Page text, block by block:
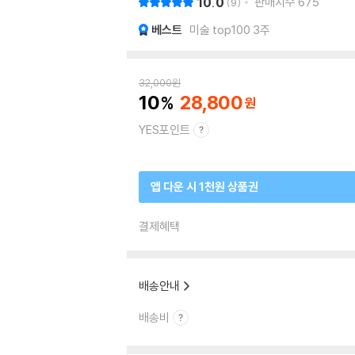
베스트 미술 top100 3주
32,000원
10 28,800
YES포인트
앱 다운 시 1천원 상품권
결제혜택
배송안내
배송비